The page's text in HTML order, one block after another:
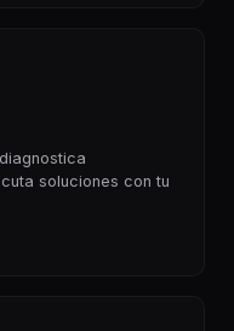
soluciones con tu